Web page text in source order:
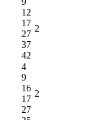
12
17
27
37
42
2
4
9
16
17
27
2